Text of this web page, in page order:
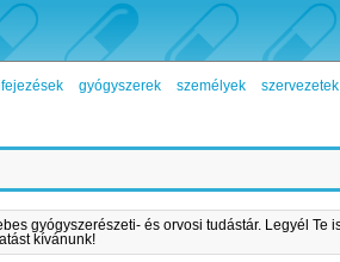
gyógyszerek személyek szervezetek
gyógyszerészeti- és orvosi tudástár. Legyél Te
kívánunk!